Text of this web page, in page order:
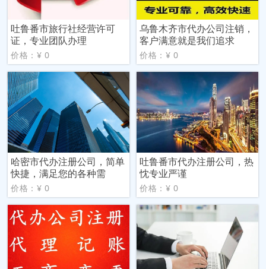
吐鲁番市旅行社经营许可
证，专业团队办理
价格：¥ 0
乌鲁木齐市代办公司注销，
客户满意就是我们追求
价格：¥ 0
哈密市代办注册公司，简单
快捷，满足您的各种需
价格：¥ 0
吐鲁番市代办注册公司，热
忱专业严谨
价格：¥ 0